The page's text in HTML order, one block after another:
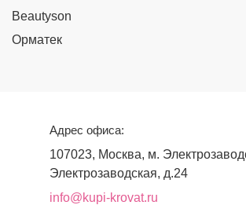
Beautyson
Орматек
Адрес офиса:
107023, Москва, м.
Электрозаводская, д.24
info@kupi-krovat.ru